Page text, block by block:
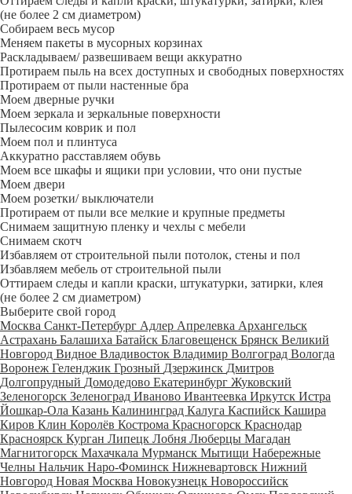
(не более 2 см диаметром)
Собираем весь мусор
Меняем пакеты в мусорных корзинах
Раскладываем/ развешиваем вещи аккуратно
Протираем пыль на всех доступных и свободных поверхностях
Протираем от пыли настенные бра
Моем дверные ручки
Моем зеркала и зеркальные поверхности
Пылесосим коврик и пол
Моем пол и плинтуса
Аккуратно расставляем обувь
Моем все шкафы и ящики при условии, что они пустые
Моем двери
Моем розетки/ выключатели
Протираем от пыли все мелкие и крупные предметы
Снимаем защитную пленку и чехлы с мебели
Снимаем скотч
Избавляем от строительной пыли потолок, стены и пол
Избавляем мебель от строительной пыли
Оттираем следы и капли краски, штукатурки, затирки, клея
(не более 2 см диаметром)
Выберите свой город
Москва Санкт-Петербург Адлер Апрелевка Архангельск
Астрахань Балашиха Батайск Благовещенск Брянск Великий
Новгород Видное Владивосток Владимир Волгоград Вологда
Воронеж Геленджик Грозный Дзержинск Дмитров
Долгопрудный Домодедово Екатеринбург Жуковский
Зеленогорск Зеленоград Иваново Ивантеевка Иркутск Истра
Йошкар-Ола Казань Калининград Калуга Каспийск Кашира
Киров Клин Королёв Кострома Красногорск Краснодар
Красноярск Курган Липецк Лобня Люберцы Магадан
Магнитогорск Махачкала Мурманск Мытищи Набережные
Челны Нальчик Наро-Фоминск Нижневартовск Нижний
Новгород Новая Москва Новокузнецк Новороссийск